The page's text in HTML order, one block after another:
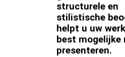
structurele en
stilistische
helpt u uw
best mogelijke
presenteren.